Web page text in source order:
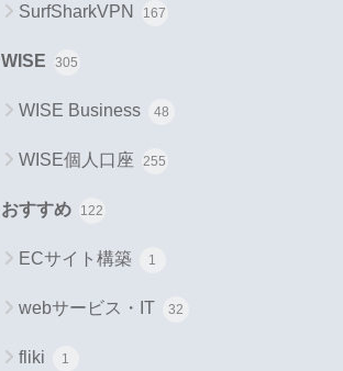
SurfSharkVPN 167
WISE 305
WISE Business 48
WISE個人口座 255
おすすめ 122
ECサイト構築 1
webサービス・IT 32
fliki 1